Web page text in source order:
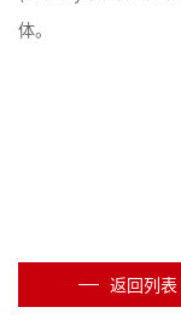
体。
返回列表